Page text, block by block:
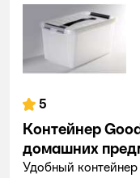
5
Контейнер
домашних
Удобный контейнер